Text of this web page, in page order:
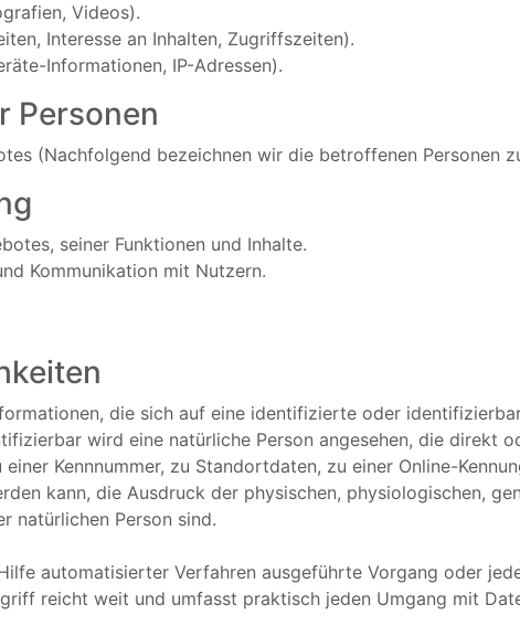
Videos).
Interesse an Inhalten, Zugriffszeiten).
Informationen, IP-Adressen).
Personen
(Nachfolgend bezeichnen wir die betroffenen Personen
seiner Funktionen und Inhalte.
Kommunikation mit Nutzern.
die sich auf eine identifizierte oder
wird eine natürliche Person angesehen, die direkt
Kennnummer, zu Standortdaten, zu einer Online-
kann, die Ausdruck der physischen, physiologischen,
natürlichen Person sind.
automatisierter Verfahren ausgeführte Vorgang oder
reicht weit und umfasst praktisch jeden Umgang mit